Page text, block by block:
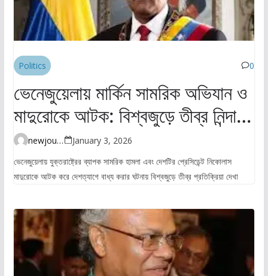
Politics 0
ভেনেজুয়েলায় মার্কিন সামরিক অভিযান ও
মাদুরোকে আটক: বিশ্বজুড়ে তীব্র নিন্দা ও
উদ্বেগ newjourney4045@gmail.com
January 3, 2026
ভেনেজুয়েলায় যুক্তরাষ্ট্রের ব্যাপক সামরিক হামলা এবং দেশটির প্রেসিডেন্ট নিকোলাস
মাদুরোকে আটক করে দেশত্যাগে বাধ্য করার ঘটনায় বিশ্বজুড়ে তীব্র প্রতিক্রিয়া দেখা